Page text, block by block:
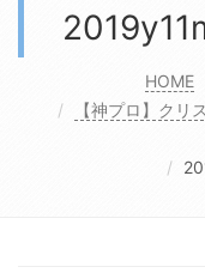
HOME
【神プロ】ク